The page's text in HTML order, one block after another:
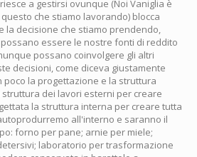
a gestirsi ovunque (Noi Vaniglia è
che stiamo lavorando) blocca
la decisione che stiamo prendendo,
essere le nostre fonti di reddito
possano coinvolgere gli altri
decisioni, come diceva giustamente
poco la progettazione e la struttura
struttura dei lavori esterni per creare
la struttura interna per creare tutta
all'interno e saranno il
forno per pane; arnie per miele;
laboratorio per trasformazione